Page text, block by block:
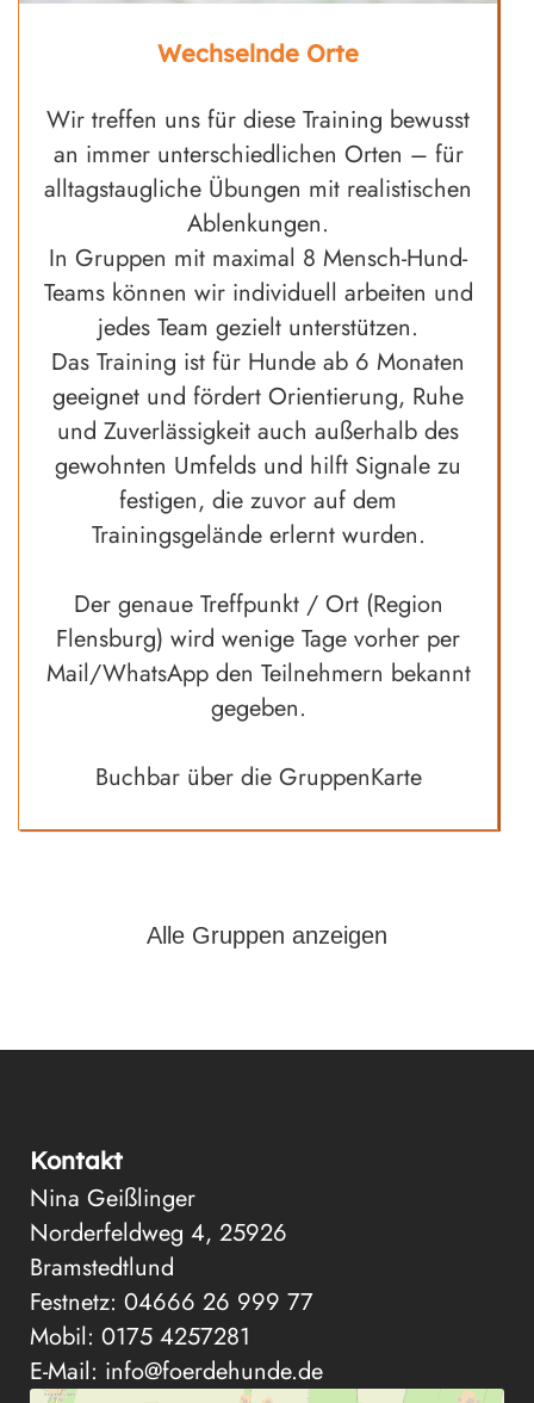
Wechselnde Orte
Wir treffen uns für diese Training bewusst
an immer unterschiedlichen Orten – für
alltagstaugliche Übungen mit realistischen
Ablenkungen.
In Gruppen mit maximal 8 Mensch-Hund-
Teams können wir individuell arbeiten und
jedes Team gezielt unterstützen.
Das Training ist für Hunde ab 6 Monaten
geeignet und fördert Orientierung, Ruhe
und Zuverlässigkeit auch außerhalb des
gewohnten Umfelds und hilft Signale zu
festigen, die zuvor auf dem
Trainingsgelände erlernt wurden.
Der genaue Treffpunkt / Ort (Region
Flensburg) wird wenige Tage vorher per
Mail/WhatsApp den Teilnehmern bekannt
gegeben.
Buchbar über die GruppenKarte
Alle Gruppen anzeigen
Kontakt
Nina Geißlinger
Norderfeldweg 4, 25926
Bramstedtlund
Festnetz: 04666 26 999 77
Mobil: 0175 4257281
E-Mail: info@foerdehunde.de